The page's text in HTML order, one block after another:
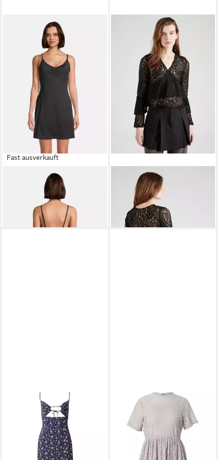
Fast ausverkauft
AÈROPOSTALESommerkleid
(1-tlg) Drapiert/gerafft
54,90 €
AÈROPOSTALE
Langarmbluse (1-tlg) Volant
14,90 € 49,90 €
-70%